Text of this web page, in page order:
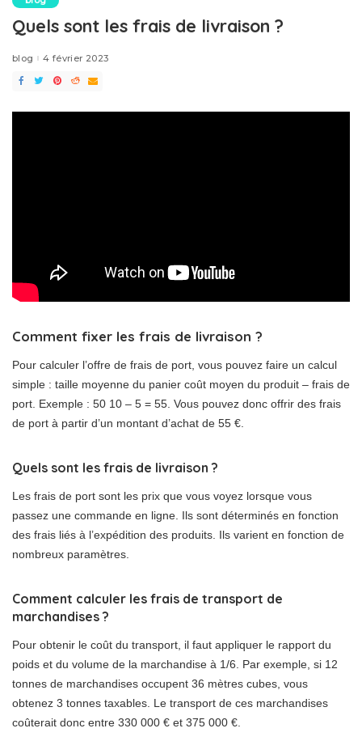
Quels sont les frais de livraison ?
blog 4 février 2023
Comment fixer les frais de livraison ?
Pour calculer l’offre de frais de port, vous pouvez faire un calcul
simple : taille moyenne du panier coût moyen du produit – frais de
port. Exemple : 50 10 – 5 = 55. Vous pouvez donc offrir des frais
de port à partir d’un montant d’achat de 55 €.
Quels sont les frais de livraison ?
Les frais de port sont les prix que vous voyez lorsque vous
passez une commande en ligne. Ils sont déterminés en fonction
des frais liés à l’expédition des produits. Ils varient en fonction de
nombreux paramètres.
Comment calculer les frais de transport de
marchandises ?
Pour obtenir le coût du transport, il faut appliquer le rapport du
poids et du volume de la marchandise à 1/6. Par exemple, si 12
tonnes de marchandises occupent 36 mètres cubes, vous
obtenez 3 tonnes taxables. Le transport de ces marchandises
coûterait donc entre 330 000 € et 375 000 €.